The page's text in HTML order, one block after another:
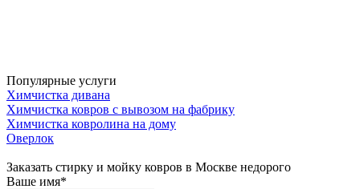
Популярные услуги
Химчистка дивана
Химчистка ковров с вывозом на фабрику
Химчистка ковролина на дому
Оверлок
Заказать стирку и мойку ковров в Москве недорого
Ваше имя*